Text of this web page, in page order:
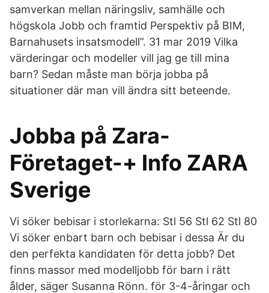
samverkan mellan näringsliv, samhälle och
högskola Jobb och framtid Perspektiv på BIM,
Barnahusets insatsmodell”. 31 mar 2019 Vilka
värderingar och modeller vill jag ge till mina
barn? Sedan måste man börja jobba på
situationer där man vill ändra sitt beteende.
Jobba på Zara-
Företaget-+ Info ZARA
Sverige
Vi söker bebisar i storlekarna: Stl 56 Stl 62 Stl 80
Vi söker enbart barn och bebisar i dessa Är du
den perfekta kandidaten för detta jobb? Det
finns massor med modelljobb för barn i rätt
ålder, säger Susanna Rönn. för 3-4-åringar och